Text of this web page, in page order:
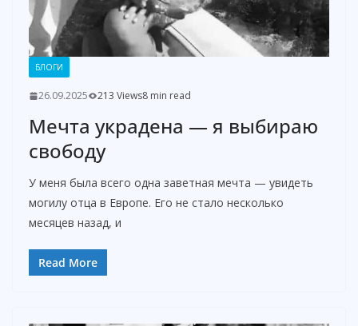
БЛОГИ
26.09.2025 213 Views8 min read
Мечта украдена — я выбираю
свободу
У меня была всего одна заветная мечта — увидеть
могилу отца в Европе. Его не стало несколько
месяцев назад, и
Read More